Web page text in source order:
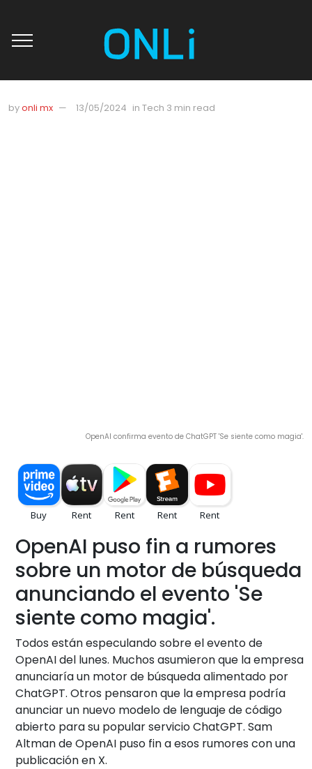
byonli mx 13/05/2024 in Tech 3 min read
OpenAI confirma evento de ChatGPT 'Se siente como magia'.
OpenAI puso fin a rumores
sobre un motor de búsqueda
anunciando el evento 'Se
siente como magia'.
Todos están especulando sobre el evento de
OpenAI del lunes. Muchos asumieron que la empresa
anunciaría un motor de búsqueda alimentado por
ChatGPT. Otros pensaron que la empresa podría
anunciar un nuevo modelo de lenguaje de código
abierto para su popular servicio ChatGPT. Sam
Altman de OpenAI puso fin a esos rumores con una
publicación en X.